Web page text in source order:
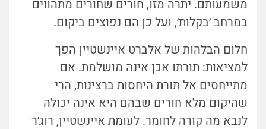
משמעותם. יתרה מזו, חורים שחורים מתהווים
במרחב ׳בקלות׳, ועל כן הם נפוצים ביקום.
חלום הבלהות של אלברט איינשטיין הפך
למציאות: תורתו אכן אינה מושלמת. אם
מתייחסים אל תורת היחסות ברצינות, הרי
שהיקום מלא חורים שבהם היא אינה יכולה
לנבא מה קורה לחומר. לעומת איינשטיין, רוג׳ר